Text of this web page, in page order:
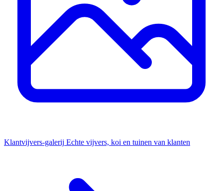
Klantvijvers-galerij Echte vijvers, koi en tuinen van klanten